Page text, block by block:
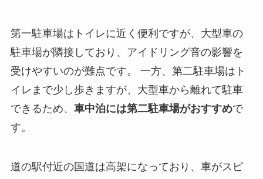
第一駐車場はトイレに近く便利ですが、大型車の
駐車場が隣接しており、アイドリング音の影響を
受けやすいのが難点です。 一方、第二駐車場はト
イレまで少し歩きますが、大型車から離れて駐車
できるため、 車中泊には第二駐車場がおすすめで
す。
道の駅付近の国道は高架になっており、車がスピ